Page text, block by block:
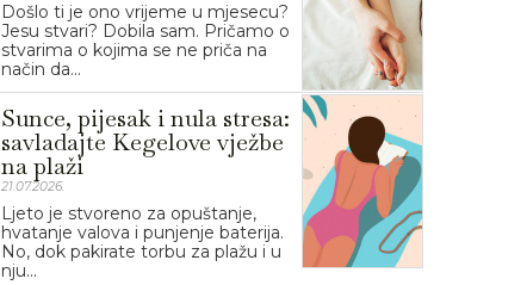
Došlo ti je ono vrijeme u mjesecu?
Jesu stvari? Dobila sam. Pričamo o
stvarima o kojima se ne priča na
način da...
Sunce, pijesak i nula stresa:
savladajte Kegelove vježbe
na plaži
21.07.2026.
Ljeto je stvoreno za opuštanje,
hvatanje valova i punjenje baterija.
No, dok pakirate torbu za plažu i u
nju...